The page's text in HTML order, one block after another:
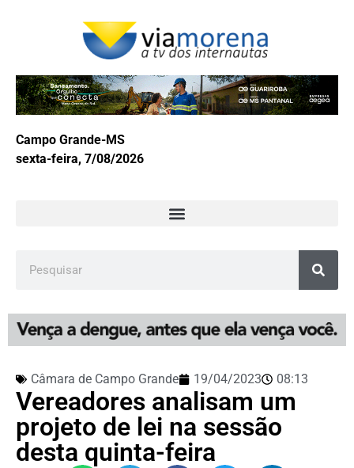
Campo Grande-MS
sexta-feira, 7/08/2026
Câmara de Campo Grande 19/04/2023 08:13
Vereadores analisam um
projeto de lei na sessão
desta quinta-feira